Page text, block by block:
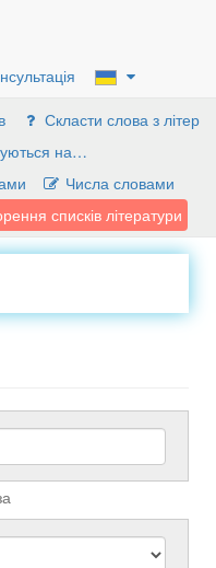
Скласти слова з літер
на…
Числа словами
списків літератури